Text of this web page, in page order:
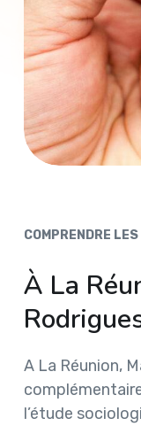
COMPRENDRE
À La
A La Réunion,
l’étude